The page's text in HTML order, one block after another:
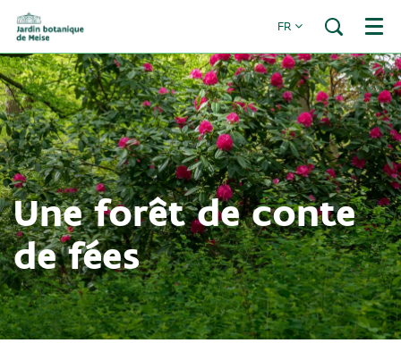
FR Menu
Une forêt de conte
de fées
Zoomer